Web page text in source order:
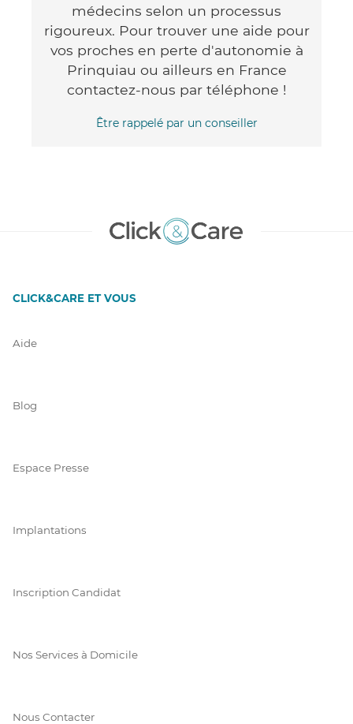
médecins selon un processus
rigoureux. Pour trouver une aide pour
vos proches en perte d'autonomie à
Prinquiau ou ailleurs en France
contactez-nous par téléphone !
Être rappelé par un conseiller
CLICK&CARE ET VOUS
Aide
Blog
Espace Presse
Implantations
Inscription Candidat
Nos Services à Domicile
Nous Contacter